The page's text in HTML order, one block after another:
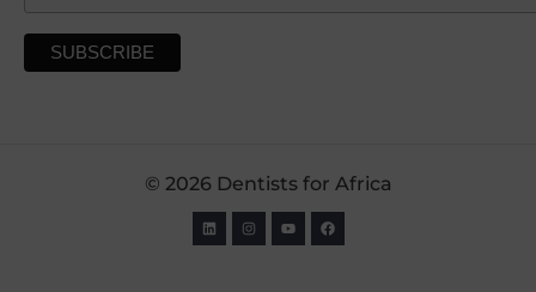
© 2026 Dentists for Africa